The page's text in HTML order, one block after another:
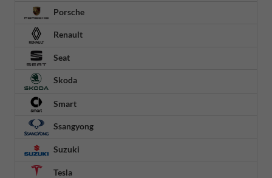
Porsche
Renault
Seat
Skoda
Smart
Ssangyong
Suzuki
Tesla